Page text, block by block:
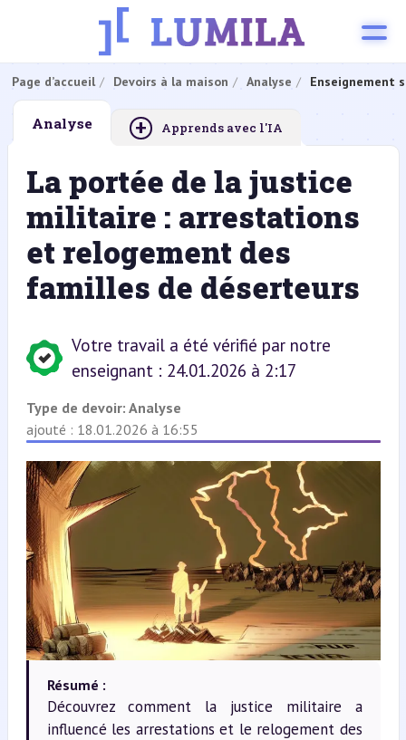
Page d’accueil Devoirs à la maison Analyse Enseignement
Analyse + Apprends avec l'IA
La portée de la justice
militaire : arrestations
et relogement des
familles de déserteurs
Votre travail a été vérifié par notre
enseignant : 24.01.2026 à 2:17
Type de devoir: Analyse
ajouté : 18.01.2026 à 16:55
Résumé :
Découvrez comment la justice militaire a
influencé les arrestations et le relogement des